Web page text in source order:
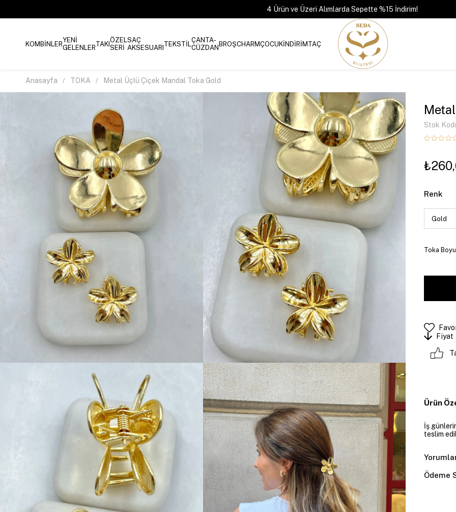
4 Ürün ve Üzeri Alımlarda Sepette %15 İndirim!
KOMBİNLERYENİ
GELENLERTAKIÖZEL
SERİ
SAÇ
AKSESUARI TEKSTİLÇANTA-
CÜZDANBROŞCHARMÇOCUKİNDİRİMTAÇ
Anasayfa TOKA Metal Üçlü Çiçek Mandal Toka Gold
Stok
Renk
Toka
Fiyat
Ürün
İş
teslim
Ödeme